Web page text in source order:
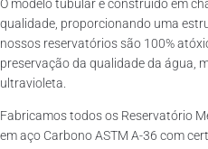
O modelo tubular é construído em
qualidade, proporcionando uma
nossos reservatórios são 100%
preservação da qualidade da água,
ultravioleta.
Fabricamos todos os Reservatório
em aço Carbono ASTM A-36 com